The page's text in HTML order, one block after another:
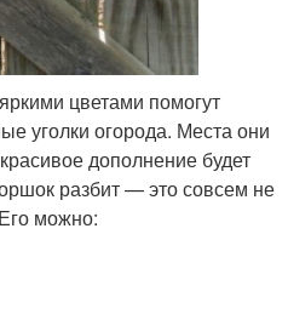
цветами помогут
уголки огорода. Места они
дополнение будет
разбит — это совсем не
можно: